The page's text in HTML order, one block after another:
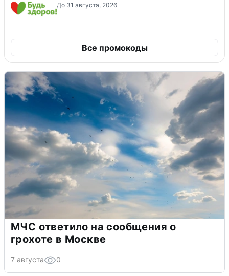
До 31 августа, 2026
Все промокоды
МЧС ответило на сообщения о
грохоте в Москве
7 августа 0